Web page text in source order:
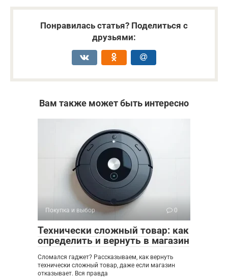
Понравилась статья? Поделиться с
друзьями:
Вам также может быть интересно
Покупка и выбор 0
Технически сложный товар: как
определить и вернуть в магазин
Сломался гаджет? Рассказываем, как вернуть
технически сложный товар, даже если магазин
отказывает. Вся правда